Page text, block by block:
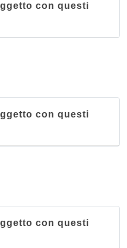
con questi
con questi
con questi